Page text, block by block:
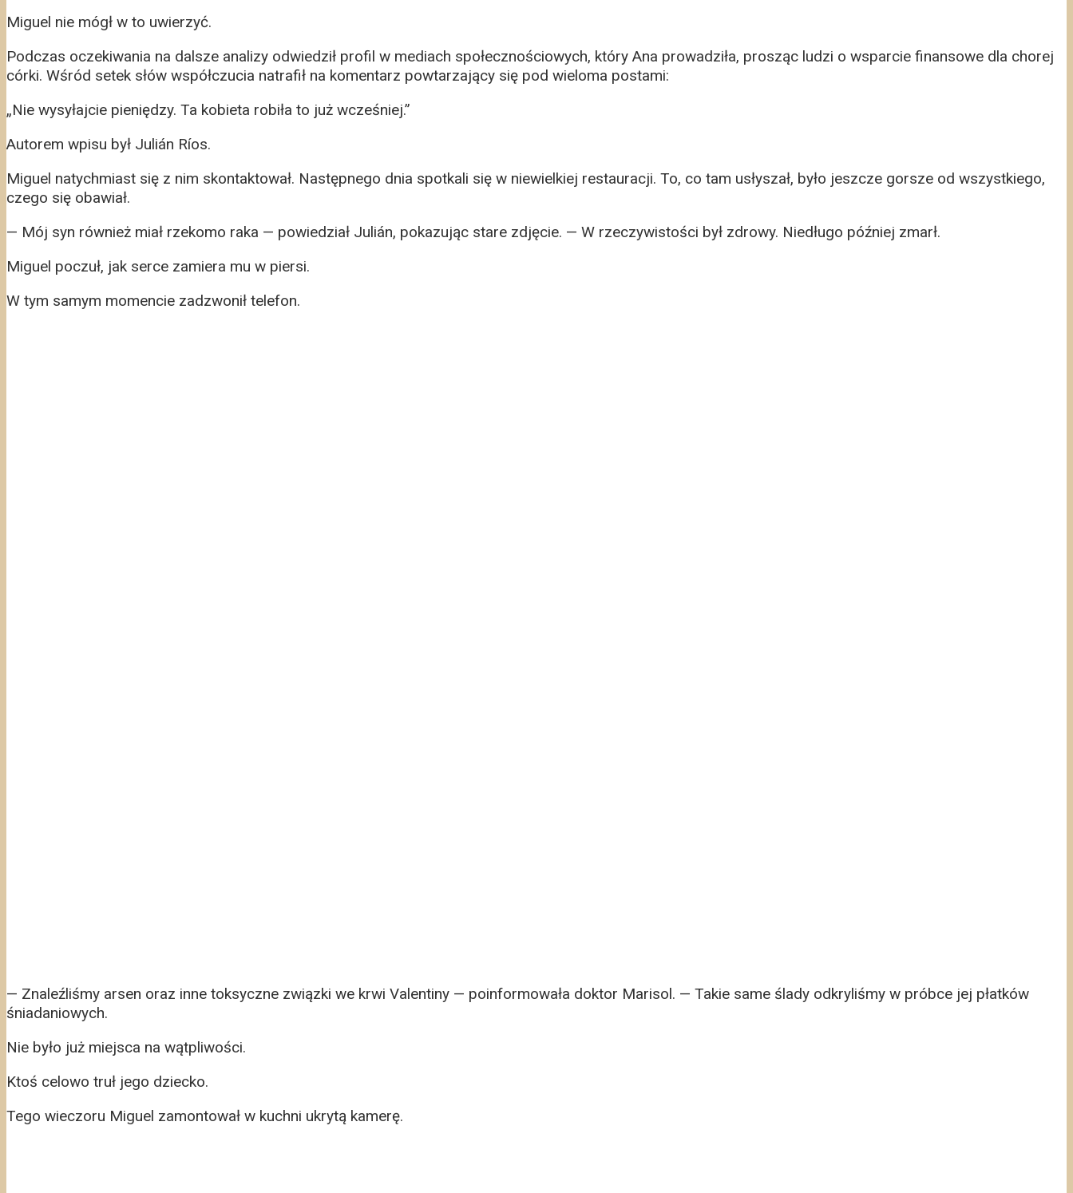
Miguel nie mógł w to uwierzyć.
Podczas oczekiwania na dalsze analizy odwiedził profil w mediach społecznościowych, który Ana prowadziła, prosząc ludzi o wsparcie finansowe dla chorej
córki. Wśród setek słów współczucia natrafił na komentarz powtarzający się pod wieloma postami:
„Nie wysyłajcie pieniędzy. Ta kobieta robiła to już wcześniej.”
Autorem wpisu był Julián Ríos.
Miguel natychmiast się z nim skontaktował. Następnego dnia spotkali się w niewielkiej restauracji. To, co tam usłyszał, było jeszcze gorsze od wszystkiego,
czego się obawiał.
— Mój syn również miał rzekomo raka — powiedział Julián, pokazując stare zdjęcie. — W rzeczywistości był zdrowy. Niedługo później zmarł.
Miguel poczuł, jak serce zamiera mu w piersi.
W tym samym momencie zadzwonił telefon.
— Znaleźliśmy arsen oraz inne toksyczne związki we krwi Valentiny — poinformowała doktor Marisol. — Takie same ślady odkryliśmy w próbce jej płatków
śniadaniowych.
Nie było już miejsca na wątpliwości.
Ktoś celowo truł jego dziecko.
Tego wieczoru Miguel zamontował w kuchni ukrytą kamerę.